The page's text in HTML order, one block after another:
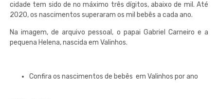
cidade tem sido de no máximo três dígitos, abaixo de mil. Até
2020, os nascimentos superaram os mil bebês a cada ano.
Na imagem, de arquivo pessoal, o papai Gabriel Carneiro e a
pequena Helena, nascida em Valinhos.
Confira os nascimentos de bebês em Valinhos por ano